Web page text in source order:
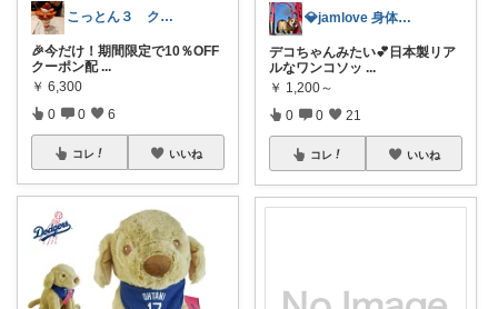
こっとん３ クーポン割引特集！
🎉今だけ！期間限定で10％OFF
クーポン配 ...
￥ 6,300
0 0 6
コレ いいね
💎jamlove 身体に優しく
デコちゃんみたい💕日本製リア
ルなワンコソッ ...
￥ 1,200～
0 0 21
コレ いいね